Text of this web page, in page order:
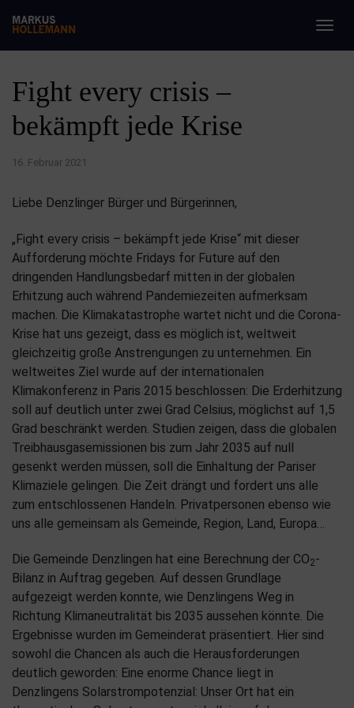
Fight every crisis –
bekämpft jede Krise
16. Februar 2021
Liebe Denzlinger Bürger und Bürgerinnen,
„Fight every crisis – bekämpft jede Krise“ mit dieser
Aufforderung möchte Fridays for Future auf den
dringenden Handlungsbedarf mitten in der globalen
Erhitzung auch während Pandemiezeiten aufmerksam
machen. Die Klimakatastrophe wartet nicht und die Corona-
Krise hat uns gezeigt, dass es möglich ist, weltweit
gleichzeitig große Anstrengungen zu unternehmen. Ein
weltweites Ziel wurde auf der internationalen
Klimakonferenz in Paris 2015 beschlossen: Die Erderhitzung
soll auf deutlich unter zwei Grad Celsius, möglichst auf 1,5
Grad beschränkt werden. Studien zeigen, dass die globalen
Treibhausgasemissionen bis zum Jahr 2035 auf null
gesenkt werden müssen, soll die Einhaltung der Pariser
Klimaziele gelingen. Die Zeit drängt und fordert uns alle
zum entschlossenen Handeln. Privatpersonen ebenso wie
uns alle gemeinsam als Gemeinde, Region, Land, Europa…
Die Gemeinde Denzlingen hat eine Berechnung der CO2-
Bilanz in Auftrag gegeben. Auf dessen Grundlage
aufgezeigt werden konnte, wie Denzlingens Weg in
Richtung Klimaneutralität bis 2035 aussehen könnte. Die
Ergebnisse wurden im Gemeinderat präsentiert. Hier sind
sowohl die Chancen als auch die Herausforderungen
deutlich geworden: Eine enorme Chance liegt in
Denzlingens Solarstrompotenzial: Unser Ort hat ein